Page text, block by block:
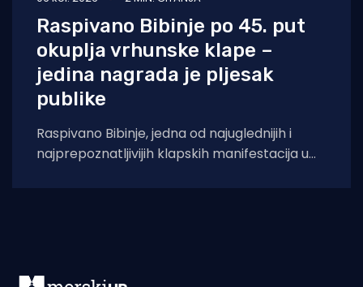
Raspivano Bibinje po 45. put
okuplja vrhunske klape –
jedina nagrada je pljesak
publike
Raspivano Bibinje, jedna od najuglednijih i
najprepoznatljivijih klapskih manifestacija u